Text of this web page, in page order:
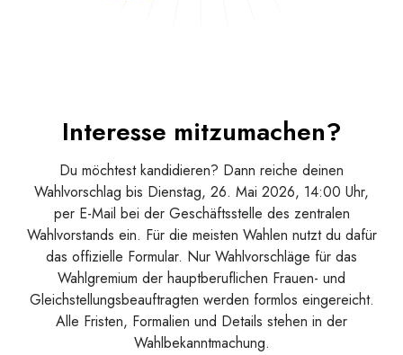
Interesse mitzumachen?
Du möchtest kandidieren? Dann reiche deinen
Wahlvorschlag bis Dienstag, 26. Mai 2026, 14:00 Uhr,
per E-Mail bei der Geschäftsstelle des zentralen
Wahlvorstands ein. Für die meisten Wahlen nutzt du dafür
das offizielle Formular. Nur Wahlvorschläge für das
Wahlgremium der hauptberuflichen Frauen- und
Gleichstellungsbeauftragten werden formlos eingereicht.
Alle Fristen, Formalien und Details stehen in der
Wahlbekanntmachung.